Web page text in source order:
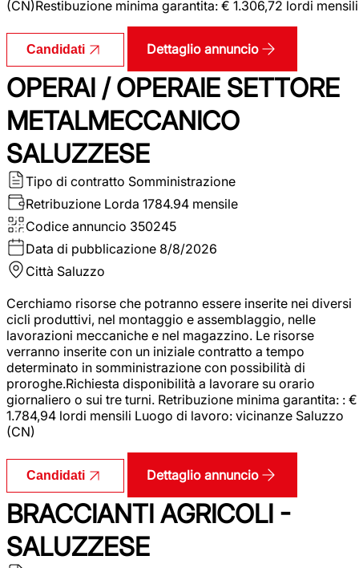
(CN)Restibuzione minima garantita: € 1.306,72 lordi mensili
Candidati Dettaglio annuncio
OPERAI / OPERAIE SETTORE
METALMECCANICO
SALUZZESE
Tipo di contratto Somministrazione
Retribuzione Lorda 1784.94 mensile
Codice annuncio 350245
Data di pubblicazione 8/8/2026
Città Saluzzo
Cerchiamo risorse che potranno essere inserite nei diversi
cicli produttivi, nel montaggio e assemblaggio, nelle
lavorazioni meccaniche e nel magazzino. Le risorse
verranno inserite con un iniziale contratto a tempo
determinato in somministrazione con possibilità di
proroghe.Richiesta disponibilità a lavorare su orario
giornaliero o sui tre turni. Retribuzione minima garantita: : €
1.784,94 lordi mensili Luogo di lavoro: vicinanze Saluzzo
(CN)
Candidati Dettaglio annuncio
BRACCIANTI AGRICOLI -
SALUZZESE